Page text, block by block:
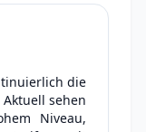
die
sehen
Niveau,